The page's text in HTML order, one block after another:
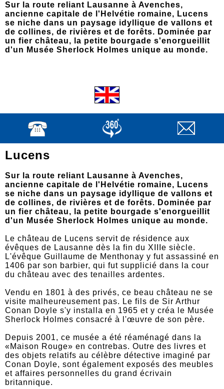
Sur la route reliant Lausanne à Avenches,
ancienne capitale de l'Helvétie romaine, Lucens
se niche dans un paysage idyllique de vallons et
de collines, de rivières et de forêts. Dominée par
un fier château, la petite bourgade s'enorgueillit
d'un Musée Sherlock Holmes unique au monde.
Lucens
Sur la route reliant Lausanne à Avenches,
ancienne capitale de l'Helvétie romaine, Lucens
se niche dans un paysage idyllique de vallons et
de collines, de rivières et de forêts. Dominée par
un fier château, la petite bourgade s'enorgueillit
d'un Musée Sherlock Holmes unique au monde.
Le château de Lucens servit de résidence aux
évêques de Lausanne dès la fin du XIIIe siècle.
L'évêque Guillaume de Menthonay y fut assassiné en
1406 par son barbier, qui fut supplicié dans la cour
du château avec des tenailles ardentes.
Vendu en 1801 à des privés, ce beau château ne se
visite malheureusement pas. Le fils de Sir Arthur
Conan Doyle s'y installa en 1965 et y créa le Musée
Sherlock Holmes consacré à l'œuvre de son père.
Depuis 2001, ce musée a été réaménagé dans la
«Maison Rouge» en contrebas. Outre des livres et
des objets relatifs au célèbre détective imaginé par
Conan Doyle, sont également exposés des meubles
et affaires personnelles du grand écrivain
britannique.